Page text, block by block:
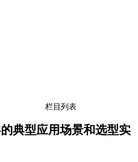
栏目列表
典型应用场景和选型实